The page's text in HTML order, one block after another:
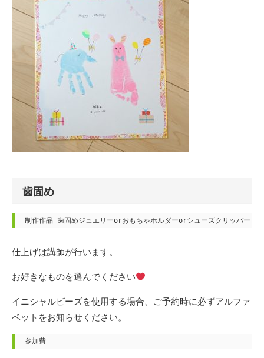
歯固め
制作作品 歯固めジュエリーorおもちゃホルダーorシューズクリッパー
仕上げは講師が行います。
お好きなものを選んでください
イニシャルビーズを使用する場合、ご予約時に必ずアルファ
ベットをお知らせください。
参加費